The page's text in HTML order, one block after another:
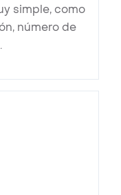
simple, como
número de